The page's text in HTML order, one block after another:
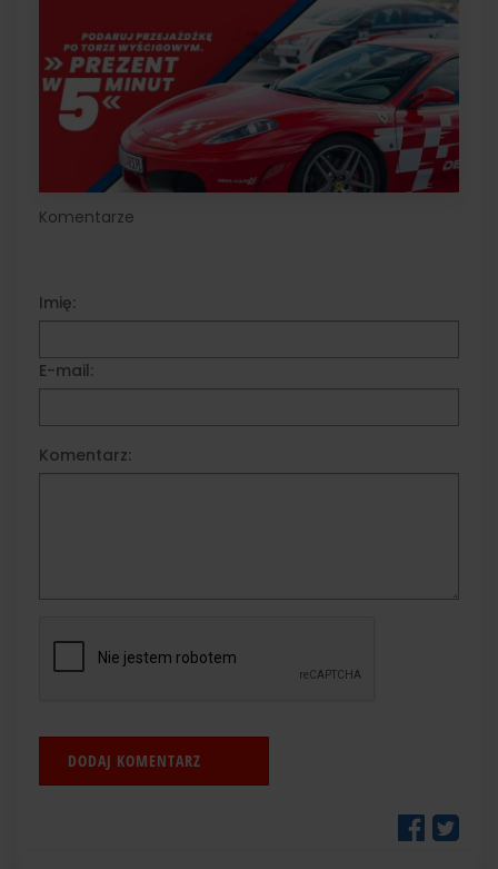
Komentarze
Imię:
E-mail:
Komentarz: